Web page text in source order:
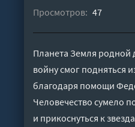
Просмотров: 47
Планета Земля
войну смог подняться
благодаря помощи
Человечество сумело
и прикоснуться к